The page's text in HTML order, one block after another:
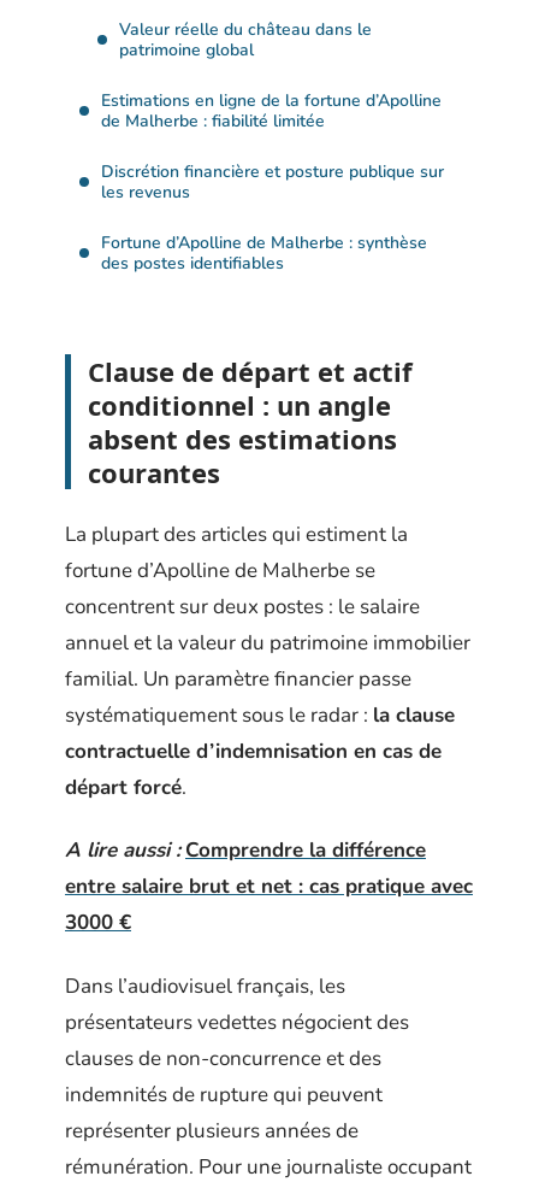
Valeur réelle du château dans le
patrimoine global
Estimations en ligne de la fortune d’Apolline
de Malherbe : fiabilité limitée
Discrétion financière et posture publique sur
les revenus
Fortune d’Apolline de Malherbe : synthèse
des postes identifiables
Clause de départ et actif
conditionnel : un angle
absent des estimations
courantes
La plupart des articles qui estiment la
fortune d’Apolline de Malherbe se
concentrent sur deux postes : le salaire
annuel et la valeur du patrimoine immobilier
familial. Un paramètre financier passe
systématiquement sous le radar : la clause
contractuelle d’indemnisation en cas de
départ forcé.
A lire aussi : Comprendre la différence
entre salaire brut et net : cas pratique avec
3000 €
Dans l’audiovisuel français, les
présentateurs vedettes négocient des
clauses de non-concurrence et des
indemnités de rupture qui peuvent
représenter plusieurs années de
rémunération. Pour une journaliste occupant